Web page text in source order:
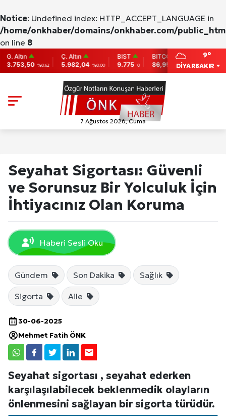
Notice: Undefined index: HTTP_ACCEPT_LANGUAGE in
/home/onkhaber/domains/onkhaber.com/
on line 8
%0,62
Ç. Altın
5.982,04 %0,00
BIST
9.775
0
BITCOIN
86,956.742
-0.31
2,007.26
DİYARBAKIR
9°
7 Ağustos 2026, Cuma
Seyahat Sigortası: Güvenli
ve Sorunsuz Bir Yolculuk İçin
İhtiyacınız Olan Koruma
Haberi Sesli Oku
Gündem Son Dakika Sağlık
Sigorta Aile
30-06-2025
Mehmet Fatih ÖNK
Seyahat sigortası , seyahat ederken
karşılaşılabilecek beklenmedik olayların
önlenmesini sağlayan bir sigorta türüdür.